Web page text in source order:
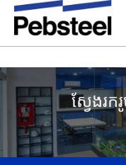
អំពីយើង
ហេតុអ្វីជ្រើសរើសយក​
ដំណោះស្រាយ
ទិដ្ឋភាពទូទៅ
ប្រព័ន្ធ គ្រឿងបង្គុំអាគារ
គម្រោង
ព័ត៌មានថ្មីៗ
ព័ត៍មាន & សេចក្តីប្រកាស
មតិអ្នកជំនាញ
ស្វែងរ